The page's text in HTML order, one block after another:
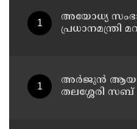
അയോധ്യ
പ്രധാനമന്ത്രി
അര്‍ജുന്‍
തലശ്ശേരി സബ്